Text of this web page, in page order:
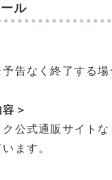
ル
告なく終了する場
＞
公式通販サイトな
ます。